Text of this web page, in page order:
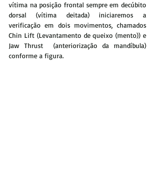
vítima na posição frontal sempre em decúbito
dorsal (vítima deitada) iniciaremos a
verificação em dois movimentos, chamados
Chin Lift (Levantamento de queixo (mento)) e
Jaw Thrust  (anteriorização da mandíbula)
conforme a figura.